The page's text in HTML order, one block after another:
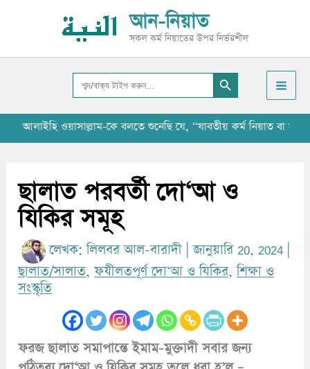
আন-নিয়াত
সকল কর্ম নিয়াতের উপর নির্ভরশীল
Search
for:
Search Button
ওয়াসাল্লাম-কে বলতে শুনেছি যে, ‘‘যাবতীয় কর্ম নিয়াত বা
ছালাত পরবর্তী দো‘আ ও
যিকির সমূহ
লেখক: লিলবর আল-বারাদী |জানুয়ারি 20, 2024
ছালাত/সালাত,ফযীলতপূর্ণ দো‘আ ও যিকির,শিক্ষা ও
সংস্কৃতি
ফরজ ছালাত সমাপান্তে ইমাম-মুক্তাদী সবার জন্য
ই